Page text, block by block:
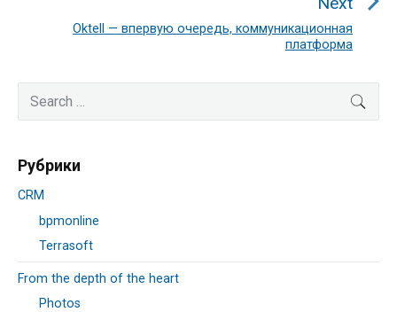
Next
post:
Oktell — впервую очередь, коммуникационная
платформа
Sidebar
for:
Рубрики
CRM
bpmonline
Terrasoft
From the depth of the heart
Photos